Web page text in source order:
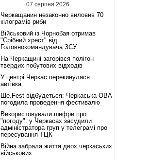
07 серпня 2026
Черкащанин незаконно виловив 70
кілограмів риби
Військовий із Чорнобая отримав
"Срібний хрест" від
Головнокомандувача ЗСУ
На Черкащині загорівся полігон
твердих побутових відходів
У центрі Черкас перекинулася
автівка
Ше.Fest відбудеться: Черкаська ОВА
погодила проведення фестивалю
Використовували шифри про
"погоду": у Черкасах засудили
адміністратора груп у телеграмі про
пересування ТЦК
Війна забрала життя двох черкаських
військових